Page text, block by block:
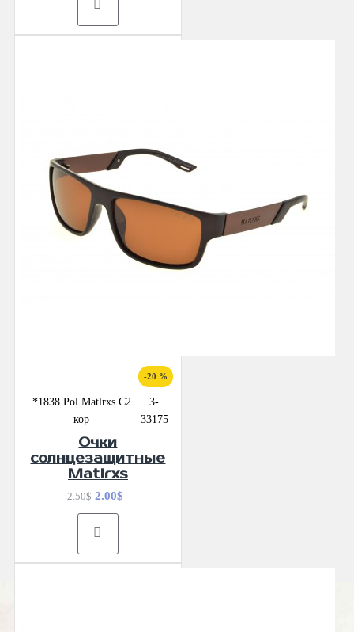
-20 %
*1838 Pol Matlrxs С2
кор
3-
33175
Очки
солнцезащитные
Matlrxs
2.50$ 2.00$